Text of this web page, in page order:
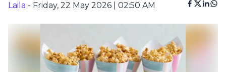
Laila - Friday, 22 May 2026 | 02:50 AM